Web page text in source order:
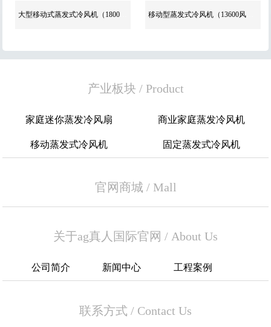
大型移动式蒸发式冷风机（18000风量）
产业板块 / Product
家庭迷你蒸发冷风扇 商业家庭蒸发冷风机
移动蒸发式冷风机 固定蒸发式冷风机
官网商城 / Mall
关于ag真人国际官网 / About Us
公司简介 新闻中心 工程案例
联系方式 / Contact Us